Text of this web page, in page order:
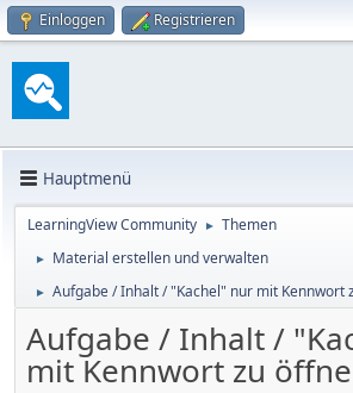
Einloggen Registrieren
Hauptmenü
LearningView Community ► Themen
► Material erstellen und verwalten
► Aufgabe / Inhalt / "Kachel" nur mit Kennwort
Aufgabe / Inhalt /
mit Kennwort zu